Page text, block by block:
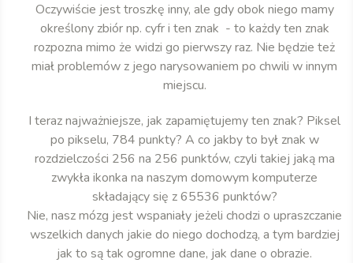
Oczywiście jest troszkę inny, ale gdy obok niego mamy
określony zbiór np. cyfr i ten znak - to każdy ten znak
rozpozna mimo że widzi go pierwszy raz. Nie będzie też
miał problemów z jego narysowaniem po chwili w innym
miejscu.
I teraz najważniejsze, jak zapamiętujemy ten znak? Piksel
po pikselu, 784 punkty? A co jakby to był znak w
rozdzielczości 256 na 256 punktów, czyli takiej jaką ma
zwykła ikonka na naszym domowym komputerze
składający się z 65536 punktów?
Nie, nasz mózg jest wspaniały jeżeli chodzi o upraszczanie
wszelkich danych jakie do niego dochodzą, a tym bardziej
jak to są tak ogromne dane, jak dane o obrazie.